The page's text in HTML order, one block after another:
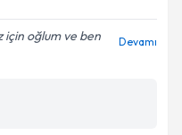
ilişkin
için oğlum ve ben
Devamı